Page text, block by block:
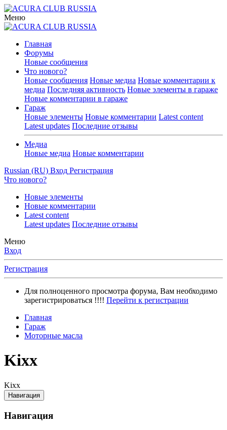
Меню
Главная
Форумы
Новые сообщения
Что нового?
Новые сообщения Новые медиа Новые комментарии к
медиа Последняя активность Новые элементы в гараже
Новые комментарии в гараже
Гараж
Новые элементы Новые комментарии Latest content
Latest updates Последние отзывы
Медиа
Новые медиа Новые комментарии
Russian (RU) Вход Регистрация
Что нового?
Новые элементы
Новые комментарии
Latest content
Latest updates Последние отзывы
Меню
Вход
Регистрация
Для полноценного просмотра форума, Вам необходимо
зарегистрироваться !!!! Перейти к регистрации
Главная
Гараж
Моторные масла
Kixx
Kixx
Навигация
Навигация